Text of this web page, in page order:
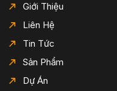
Giới Thiệu
Liên Hệ
Tin Tức
Sản Phẩm
Dự Án